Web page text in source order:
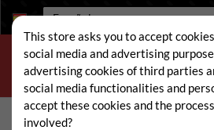
Idioma:
Buscar
This store asks you to accept
social media and advertising
advertising cookies of third parties
social media functionalities and
accept these cookies and the
involved?